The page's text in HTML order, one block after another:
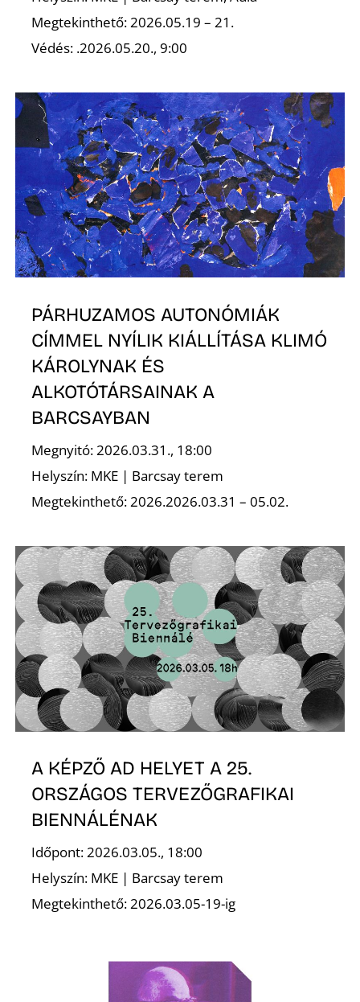
Megtekinthető: 2026.05.19 – 21.
Védés: .2026.05.20., 9:00
PÁRHUZAMOS AUTONÓMIÁK
CÍMMEL NYÍLIK KIÁLLÍTÁSA KLIMÓ
KÁROLYNAK ÉS
ALKOTÓTÁRSAINAK A
BARCSAYBAN
Megnyitó: 2026.03.31., 18:00
Helyszín: MKE | Barcsay terem
Megtekinthető: 2026.2026.03.31 – 05.02.
A KÉPZŐ AD HELYET A 25.
ORSZÁGOS TERVEZŐGRAFIKAI
BIENNÁLÉNAK
Időpont: 2026.03.05., 18:00
Helyszín: MKE | Barcsay terem
Megtekinthető: 2026.03.05-19-ig